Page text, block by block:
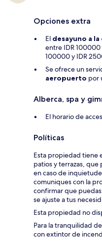
Opciones extra
El desayuno a la
entre IDR
100000 y IDR
Se ofrece un
aeropuerto por
Alberca, spa y
El horario de
Políticas
Esta propiedad tiene
patios y terrazas, que
en caso de
comuniques con la
confirmar que
se ajuste a tus
Esta propiedad no
Para la tranquilidad
con extintor de